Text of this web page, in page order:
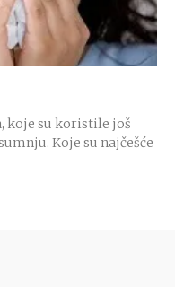
koje su koristile još
Koje su najčešće